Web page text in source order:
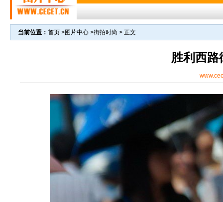
当前位置： 首页 >图片中心 >街拍时尚 > 正文
胜利西